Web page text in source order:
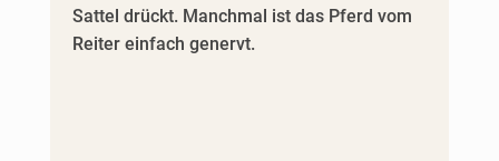
Sattel drückt. Manchmal ist das Pferd vom
Reiter einfach genervt.